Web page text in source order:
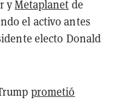
yMetaplanet de
el activo antes
electo Donald
prometió